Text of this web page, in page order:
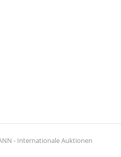
- Internationale Auktionen